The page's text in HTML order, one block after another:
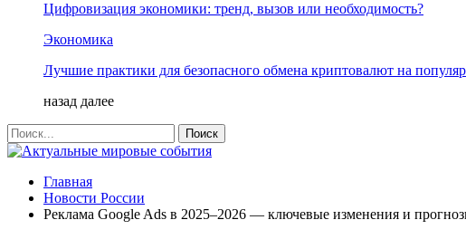
Цифровизация экономики: тренд, вызов или необходимость?
Экономика
Лучшие практики для безопасного обмена криптовалют на
назад далее
Главная
Новости России
Реклама Google Ads в 2025–2026 — ключевые изменения и